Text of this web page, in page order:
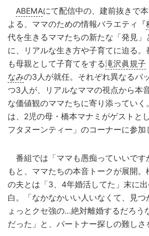
ABEMAにて配信中の、建前抜きで
よる、ママのための情報バラエティ『
代を生きるママたちの新たな「発見」
に、リアルな生き方や子育てに迫る。
も母親として子育てをする滝沢眞規子
なみの3人が就任。それぞれ異なるバ
つ3人が、リアルなママの視点から本
な価値観のママたちに寄り添ってい
は、2児の母・橋本マナミがゲストと
フタヌーンティー」のコーナーに参加
番組では「ママも愚痴っていいです
もと、ママたちの本音トークが展開
の夫とは「3、4年婚活してた」末に
白。「なかなかいい人いなくて、見つ
ょっとクセ強の…絶対離婚するだろう
だった」と、パートナー探しの難しさ